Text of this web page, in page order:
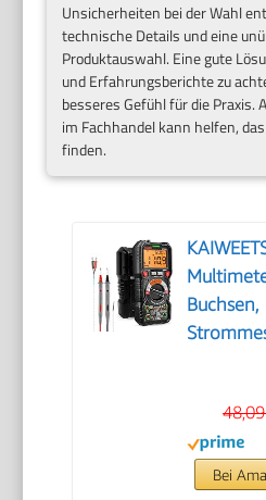
Unsicherheiten bei der Wahl
technische Details und eine
Produktauswahl. Eine gute
und Erfahrungsberichte zu
besseres Gefühl für die Praxis.
im Fachhandel kann helfen,
finden.
Buchsen,
Bei